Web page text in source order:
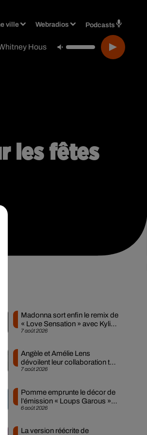
ville Webradios Podcasts
Houston
les fêtes
7 août 2026
Madonna sort enfin le remix de
« Love Sensation » avec Kylie
Minogue
7 août 2026
Angèle et Amélie Lens
dévoilent leur collaboration tant
attendue
6 août 2026
Pomme emprunte le décor de
l’émission « Loups Garous »
pour son...
La version réécrite de